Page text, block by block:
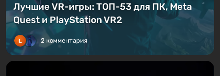
Лучшие VR-игры: ТОП-53 для ПК, Meta
Quest и PlayStation VR2
2 комментария